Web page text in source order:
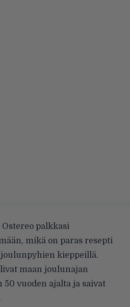
palkkasi
mikä on paras resepti
kieppeillä.
maan joulunajan
vuoden ajalta ja saivat